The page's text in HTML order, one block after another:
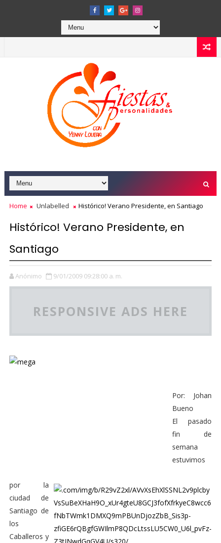
Home Unlabelled Histórico! Verano Presidente, en Santiago
Histórico! Verano Presidente, en
Santiago
Anónimo 9/01/2009 09:28:00 a. m.
RESPONSIVE ADS HERE
Por: Johan
Bueno
El pasado
fin de
semana
estuvimos
por la
ciudad de
Santiago de
los
Caballeros y